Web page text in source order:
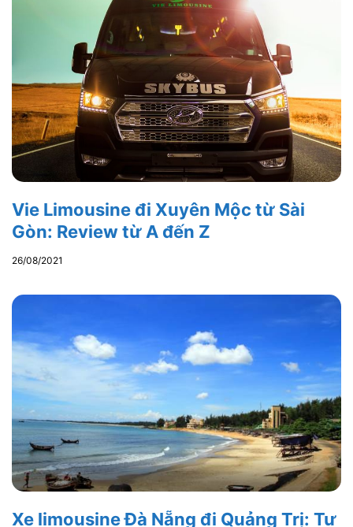
Vie Limousine đi Xuyên Mộc từ Sài
Gòn: Review từ A đến Z
26/08/2021
Xe limousine Đà Nẵng đi Quảng Trị: Tư